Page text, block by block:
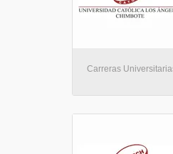
Carreras